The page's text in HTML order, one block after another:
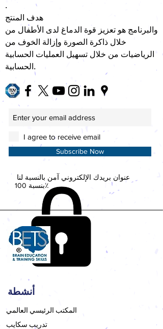
.
هدف المنتج
والبرنامج هو تعزيز قوة الدماغ لدى الأطفال من
خلال ذاكرة الصورة وإزالة الخوف من
الرياضيات من خلال تسهيل العمليات الحسابية
الحسابية.
I agree to receive email
Subscribe Now
بنسبة 100٪
أنشطة
المكتب الرئيسي العالمي
تدريب سكايب